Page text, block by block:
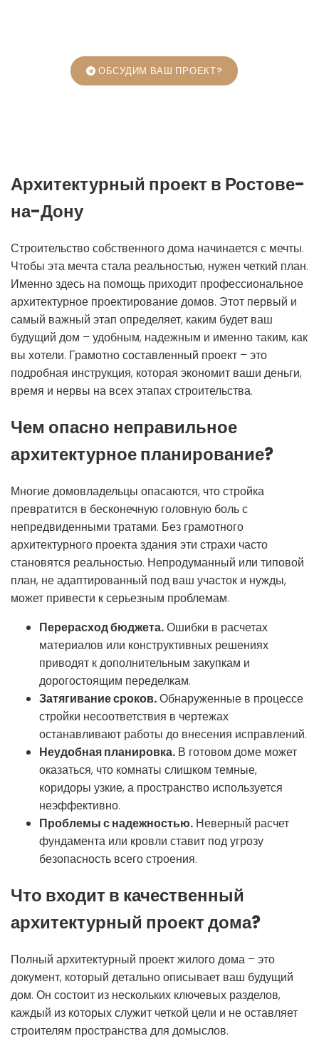
ОБСУДИМ ВАШ ПРОЕКТ?
Архитектурный проект в Ростове-
на-Дону
Строительство собственного дома начинается с мечты.
Чтобы эта мечта стала реальностью, нужен четкий план.
Именно здесь на помощь приходит профессиональное
архитектурное проектирование домов. Этот первый и
самый важный этап определяет, каким будет ваш
будущий дом – удобным, надежным и именно таким, как
вы хотели. Грамотно составленный проект – это
подробная инструкция, которая экономит ваши деньги,
время и нервы на всех этапах строительства.
Чем опасно неправильное
архитектурное планирование?
Многие домовладельцы опасаются, что стройка
превратится в бесконечную головную боль с
непредвиденными тратами. Без грамотного
архитектурного проекта здания эти страхи часто
становятся реальностью. Непродуманный или типовой
план, не адаптированный под ваш участок и нужды,
может привести к серьезным проблемам.
Перерасход бюджета.Ошибки в расчетах
материалов или конструктивных решениях
приводят к дополнительным закупкам и
дорогостоящим переделкам.
Затягивание сроков.Обнаруженные в процессе
стройки несоответствия в чертежах
останавливают работы до внесения исправлений.
Неудобная планировка. В готовом доме может
оказаться, что комнаты слишком темные,
коридоры узкие, а пространство используется
неэффективно.
Проблемы с надежностью. Неверный расчет
фундамента или кровли ставит под угрозу
безопасность всего строения.
Что входит в качественный
архитектурный проект дома?
Полный архитектурный проект жилого дома – это
документ, который детально описывает ваш будущий
дом. Он состоит из нескольких ключевых разделов,
каждый из которых служит четкой цели и не оставляет
строителям пространства для домыслов.